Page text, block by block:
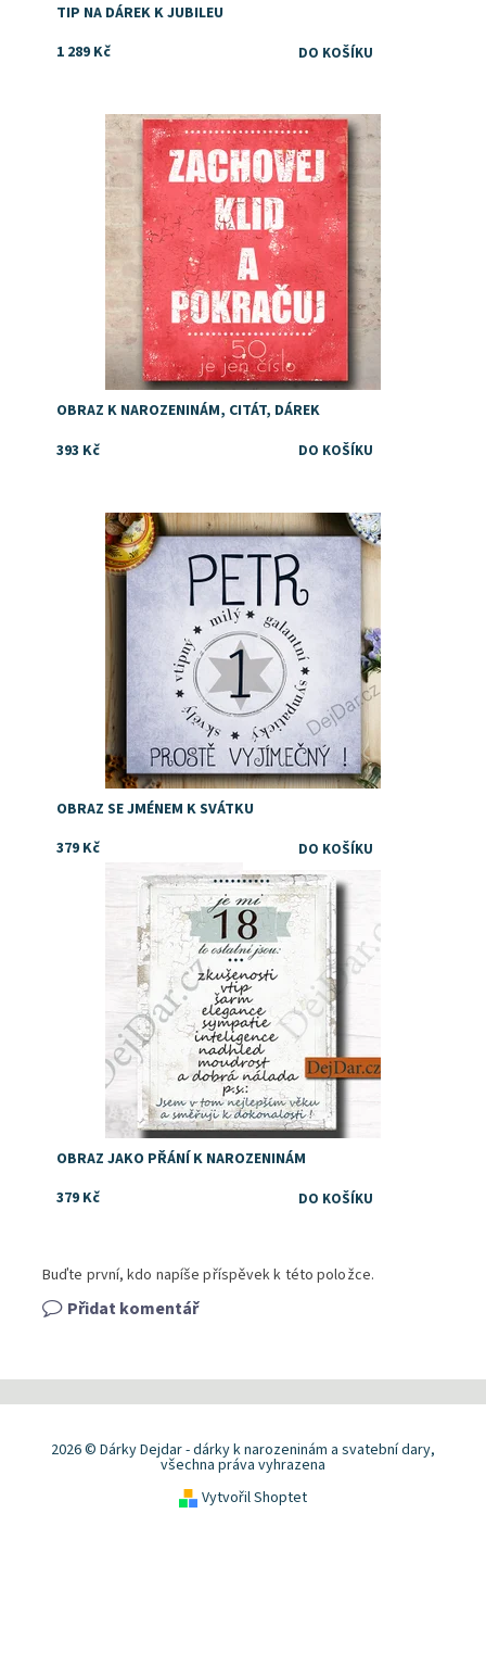
TIP NA DÁREK K JUBILEU
1 289 Kč
Dostupnost: Skladem
OBRAZ K NAROZENINÁM, CITÁT, DÁREK
393 Kč
Dostupnost:
Skladem
Značka:
DejDar
OBRAZ SE JMÉNEM K SVÁTKU
379 Kč
Skladem
DejDar
OBRAZ JAKO PŘÁNÍ K NAROZENINÁM
379 Kč
Buďte první, kdo napíše příspěvek k této položce.
Přidat komentář
2026 © Dárky Dejdar - dárky k narozeninám a svatební dary,
všechna práva vyhrazena
Vytvořil Shoptet